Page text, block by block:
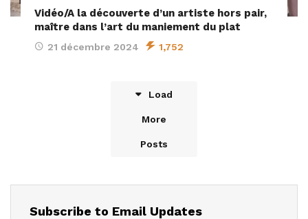
Vidéo/A la découverte d’un artiste hors pair,
maître dans l’art du maniement du plat
21 décembre 2024 1,752
Load
More
Posts
Subscribe to Email Updates